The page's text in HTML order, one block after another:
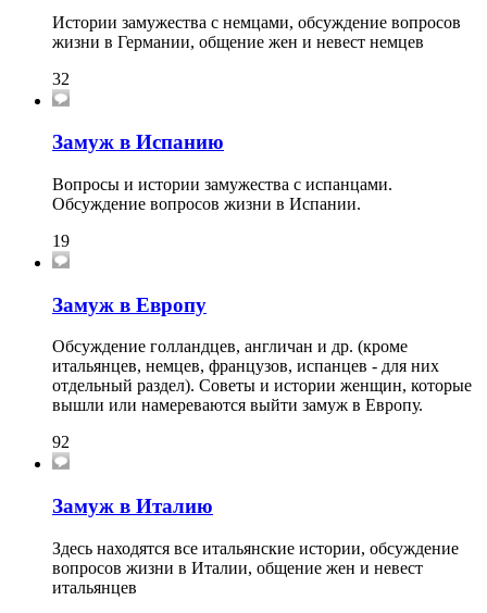
Истории замужества с немцами, обсуждение вопросов
жизни в Германии, общение жен и невест немцев
32
Замуж в Испанию
Вопросы и истории замужества с испанцами.
Обсуждение вопросов жизни в Испании.
19
Замуж в Европу
Обсуждение голландцев, англичан и др. (кроме
итальянцев, немцев, французов, испанцев - для них
отдельный раздел). Советы и истории женщин, которые
вышли или намереваются выйти замуж в Европу.
92
Замуж в Италию
Здесь находятся все итальянские истории, обсуждение
вопросов жизни в Италии, общение жен и невест
итальянцев